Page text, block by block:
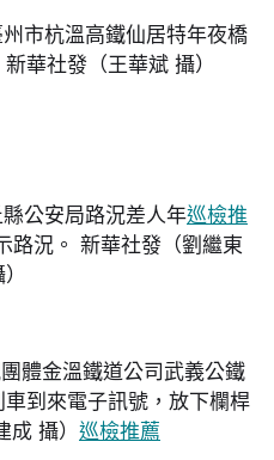
市杭溫高鐵仙居特年夜橋
新華社發 （王華斌 攝）
公安局路況差人年巡檢推
路況。 新華社發 （劉繼東
體金溫鐵道公司武義公鐵
到來電子訊號，放下欄桿
成 攝） 巡檢推薦